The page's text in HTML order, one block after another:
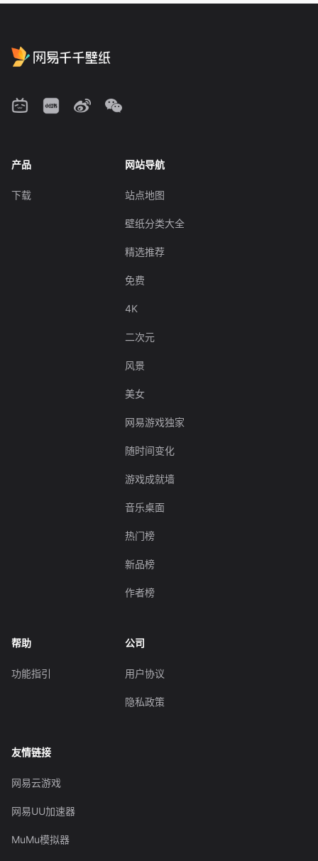
产品
下载
网站导航
站点地图
壁纸分类大全
精选推荐
免费
4K
二次元
风景
美女
网易游戏独家
随时间变化
游戏成就墙
音乐桌面
热门榜
新品榜
作者榜
帮助
功能指引
公司
用户协议
隐私政策
友情链接
网易云游戏
网易UU加速器
MuMu模拟器